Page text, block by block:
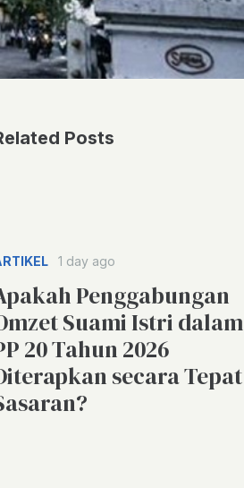
Posts
1 day ago
Penggabungan
Suami Istri dalam
20 Tahun 2026
secara Tepat